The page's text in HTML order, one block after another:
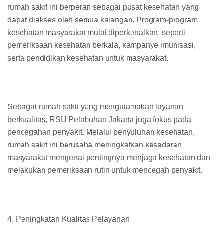
rumah sakit ini berperan sebagai pusat kesehatan yang
dapat diakses oleh semua kalangan. Program-program
kesehatan masyarakat mulai diperkenalkan, seperti
pemeriksaan kesehatan berkala, kampanye imunisasi,
serta pendidikan kesehatan untuk masyarakat.
Sebagai rumah sakit yang mengutamakan layanan
berkualitas, RSU Pelabuhan Jakarta juga fokus pada
pencegahan penyakit. Melalui penyuluhan kesehatan,
rumah sakit ini berusaha meningkatkan kesadaran
masyarakat mengenai pentingnya menjaga kesehatan dan
melakukan pemeriksaan rutin untuk mencegah penyakit.
4. Peningkatan Kualitas Pelayanan